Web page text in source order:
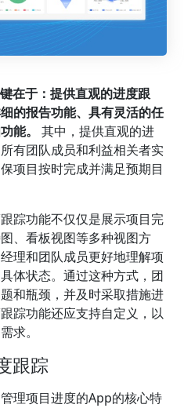
在于：提供直观的进度跟
的报告功能、具有灵活的任
能。
其中，提供直观的进
有团队成员和利益相关者实
项目按时完成并满足预期目
踪功能不仅仅是展示项目完
、看板视图等多种视图方
理和团队成员更好地理解项
体状态。通过这种方式，团
和瓶颈，并及时采取措施进
踪功能还应支持自定义，以
求。
跟踪
理项目进度的App的核心特